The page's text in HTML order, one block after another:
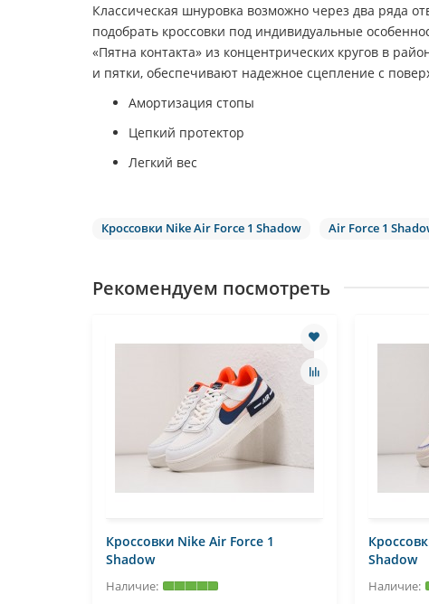
Классическая шнуровка возможно через два ряда
подобрать кроссовки под индивидуальные
«Пятна контакта» из концентрических кругов в
и пятки, обеспечивают надежное сцепление с
Амортизация стопы
Цепкий протектор
Легкий вес
Кроссовки Nike Air Force 1 Shadow Air Force 1
Рекомендуем посмотреть
Кроссовки Nike Air Force 1
Shadow
Shadow